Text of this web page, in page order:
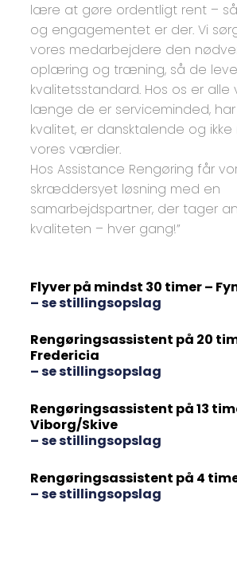
lære at gøre ordentligt rent –
og engagementet er der. Vi
vores medarbejdere den
oplæring og træning, så de
kvalitetsstandard. Hos os er alle
længe de er serviceminded,
kvalitet, er dansktalende og
vores værdier.
Hos Assistance Rengøring får
skræddersyet løsning med en
samarbejdspartner, der tager
kvaliteten – hver gang!”
Flyver på mindst 30 timer –
– se stillingsopslag
Rengøringsassistent på 20
Fredericia
– se stillingsopslag
Rengøringsassistent på 13
Viborg/Skive
– se stillingsopslag
Rengøringsassistent på 4
– se stillingsopslag